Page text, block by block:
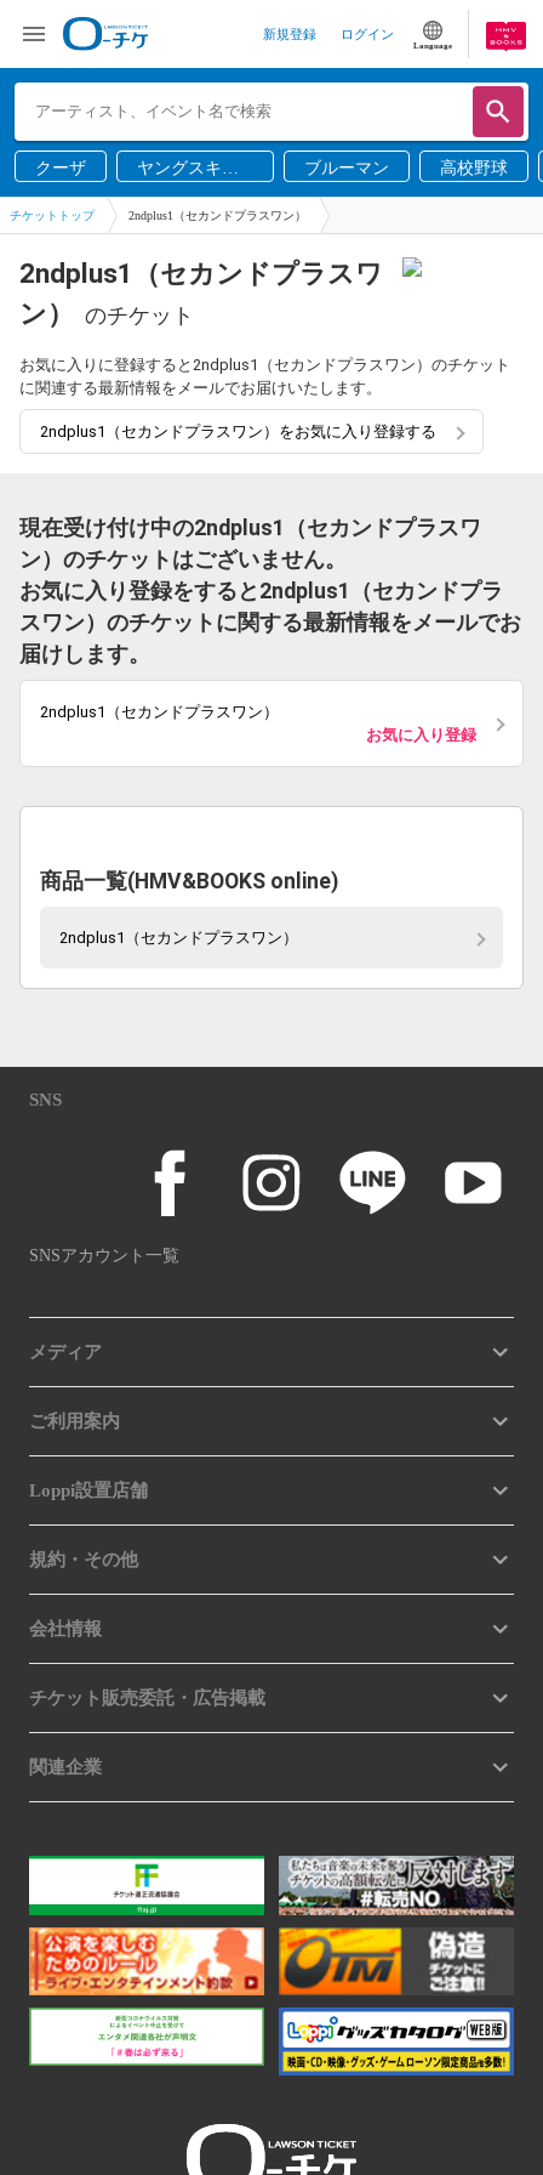
新規登録 ログイン
Language
クーザ
ヤングスキニ
ー
ブルーマン 高校野球
チケットトップ 2ndplus1（セカンドプラスワン）
2ndplus1（セカンドプラスワ
ン）
のチケット
お気に入りに登録すると2ndplus1（セカンドプラスワン）のチケット
に関連する最新情報をメールでお届けいたします。
2ndplus1（セカンドプラスワン）をお気に入り登録する
現在受け付け中の2ndplus1（セカンドプラスワ
ン）のチケットはございません。
お気に入り登録をすると2ndplus1（セカンドプラ
スワン）のチケットに関する最新情報をメールでお
届けします。
2ndplus1（セカンドプラスワン）
お気に入り登録
商品一覧(HMV&BOOKS online)
2ndplus1（セカンドプラスワン）
SNS
SNSアカウント一覧
メディア
ご利用案内
Loppi設置店舗
規約・その他
会社情報
チケット販売委託・広告掲載
関連企業